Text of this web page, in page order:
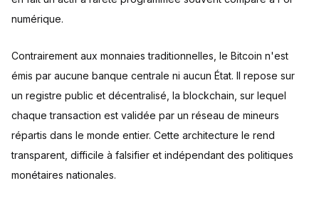
numérique.
Contrairement aux monnaies traditionnelles, le Bitcoin n'est
émis par aucune banque centrale ni aucun État. Il repose sur
un registre public et décentralisé, la blockchain, sur lequel
chaque transaction est validée par un réseau de mineurs
répartis dans le monde entier. Cette architecture le rend
transparent, difficile à falsifier et indépendant des politiques
monétaires nationales.